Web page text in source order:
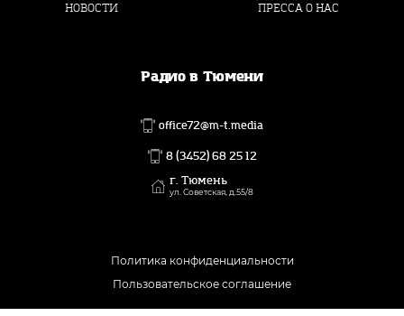
НОВОСТИ
ПРЕССА О НАС
Радио в Тюмени
office72@m-t.media
8 (3452) 68 25 12
г. Тюмень
ул. Советская, д.55/8
Политика конфиденциальности
Пользовательское соглашение